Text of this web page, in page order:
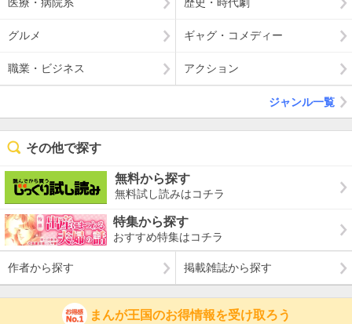
医療・病院系 歴史・時代劇
グルメ ギャグ・コメディー
職業・ビジネス アクション
ジャンル一覧
その他で探す
無料から探す
無料試し読みはコチラ
特集から探す
おすすめ特集はコチラ
作者から探す 掲載雑誌から探す
まんが王国のお得情報を受け取ろう